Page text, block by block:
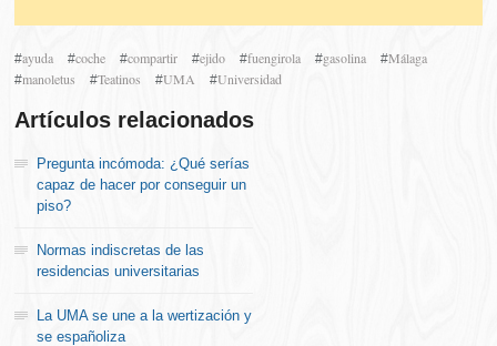
#ayuda #coche #compartir #ejido #fuengirola #gasolina #Málaga
#manoletus #Teatinos #UMA #Universidad
Artículos relacionados
Pregunta incómoda: ¿Qué serías
capaz de hacer por conseguir un
piso?
Normas indiscretas de las
residencias universitarias
La UMA se une a la wertización y
se españoliza